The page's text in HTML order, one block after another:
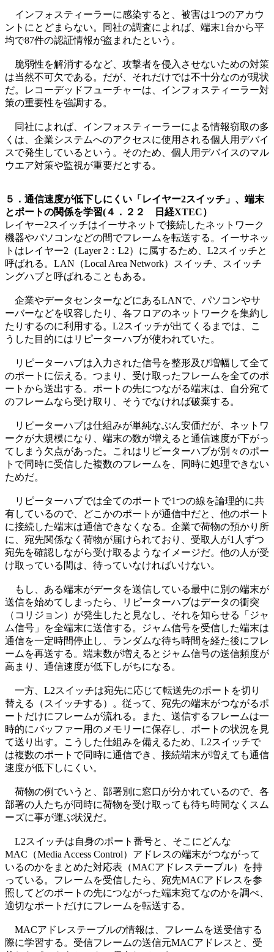
インフォスティーラーに感染すると、被害は1つのアカウ
ントにとどまらない。同社の調査によれば、端末1台から平
均で87件の認証情報が盗まれたという。
脆弱性を解消するなど、攻撃者を侵入させないための対策
は当然不可欠である。だが、それだけでは不十分なのが現状
だ。レコーデッドフューチャーは、インフォスティーラー対
策の重要性を強調する。
同社によれば、インフォスティーラーによる情報窃取の多
くは、企業システムへのアクセスに使用される個人用デバイ
スで発生しているという。そのため、個人用デバイスのマル
ウエア対策や監視が重要だとする。
５．通信速度が低下しにくい「レイヤー2スイッチ」、端末
とポートの関係を学習(４．２２ 日経XTEC）
レイヤー2スイッチはイーサネットで接続したネットワーク
機器やパソコンなどの間でフレームを転送する。イーサネッ
トはレイヤー2（Layer 2：L2）に属するため、L2スイッチと
呼ばれる。LAN（Local Area Network）スイッチ、スイッチ
ングハブと呼ばれることもある。
企業やデータセンターなどにあるLANで、パソコンやサ
ーバーなどを収容したり、各フロアのネットワークを集約し
たりするのに利用する。L2スイッチが出てくるまでは、こ
うした目的にはリピーターハブが使われていた。
リピーターハブは入力された信号を整形及び増幅して全て
のポートに伝える。つまり、受け取ったフレームを全てのポ
ートから送出する。ポートの先につながる端末は、自分宛て
のフレームなら受け取り、そうでなければ破棄する。
リピーターハブは仕組みが単純なぶん安価だが、ネットワ
ークが大規模になり、端末の数が増えると通信速度が下がっ
てしまう欠点があった。これはリピーターハブが別々のポー
トで同時に受信した複数のフレームを、同時に処理できない
ためだ。
リピーターハブでは全てのポートで1つの線を論理的に共
有しているので、どこかのポートが通信中だと、他のポート
に接続した端末は通信できなくなる。企業で荷物の預かり所
に、宛先関係なく荷物が届けられており、受取人が1人ずつ
宛先を確認しながら受け取るようなイメージだ。他の人が受
け取っている間は、待っていなければいけない。
もし、ある端末がデータを送信している最中に別の端末が
送信を始めてしまったら、リピーターハブはデータの衝突
（コリジョン）が発生したと見なし、それを知らせる「ジャ
ム信号」を全端末に送信する。ジャム信号を受信した端末は
通信を一定時間停止し、ランダムな待ち時間を経た後にフレ
ームを再送する。端末数が増えるとジャム信号の送信頻度が
高まり、通信速度が低下しがちになる。
一方、L2スイッチは宛先に応じて転送先のポートを切り
替える（スイッチする）。従って、宛先の端末がつながるポ
ートだけにフレームが流れる。また、送信するフレームは一
時的にバッファー用のメモリーに保存し、ポートの状況を見
て送り出す。こうした仕組みを備えるため、L2スイッチで
は複数のポートで同時に通信でき、接続端末が増えても通信
速度が低下しにくい。
荷物の例でいうと、部署別に窓口が分かれているので、各
部署の人たちが同時に荷物を受け取っても待ち時間なくスム
ーズに事が運ぶ状況だ。
L2スイッチは自身のポート番号と、そこにどんな
MAC（Media Access Control）アドレスの端末がつながって
いるのかをまとめた対応表（MACアドレステーブル）を持
っている。フレームを受信したら、宛先MACアドレスを参
照してどのポートの先につながった端末宛てなのかを調べ、
適切なポートだけにフレームを転送する。
MACアドレステーブルの情報は、フレームを送受信する
際に学習する。受信フレームの送信元MACアドレスと、受